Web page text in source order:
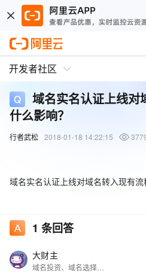
开发者社区
域名实名认证上线对
什么影响？
行者武松 2018-01-18 14:22:15
域名实名认证上线对域名转入现有流
1 条回答
大财主